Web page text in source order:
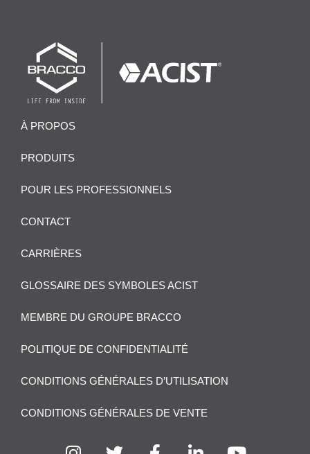
À PROPOS
PRODUITS
POUR LES PROFESSIONNELS
CONTACT
CARRIÈRES
GLOSSAIRE DES SYMBOLES ACIST
MEMBRE DU GROUPE BRACCO
POLITIQUE DE CONFIDENTIALITÉ
CONDITIONS GÉNÉRALES D’UTILISATION
CONDITIONS GÉNÉRALES DE VENTE